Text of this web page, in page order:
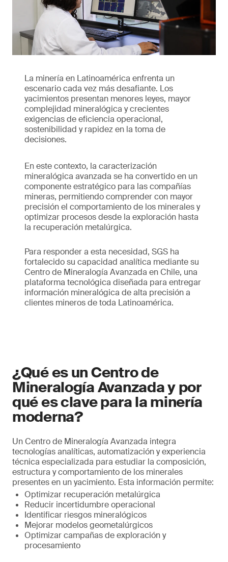
La minería en Latinoamérica enfrenta un
escenario cada vez más desafiante. Los
yacimientos presentan menores leyes, mayor
complejidad mineralógica y crecientes
exigencias de eficiencia operacional,
sostenibilidad y rapidez en la toma de
decisiones.
En este contexto, la caracterización
mineralógica avanzada se ha convertido en un
componente estratégico para las compañías
mineras, permitiendo comprender con mayor
precisión el comportamiento de los minerales y
optimizar procesos desde la exploración hasta
la recuperación metalúrgica.
Para responder a esta necesidad, SGS ha
fortalecido su capacidad analítica mediante su
Centro de Mineralogía Avanzada en Chile, una
plataforma tecnológica diseñada para entregar
información mineralógica de alta precisión a
clientes mineros de toda Latinoamérica.
¿Qué es un Centro de
Mineralogía Avanzada y por
qué es clave para la minería
moderna?
Un Centro de Mineralogía Avanzada integra
tecnologías analíticas, automatización y experiencia
técnica especializada para estudiar la composición,
estructura y comportamiento de los minerales
presentes en un yacimiento. Esta información permite:
Optimizar recuperación metalúrgica
Reducir incertidumbre operacional
Identificar riesgos mineralógicos
Mejorar modelos geometalúrgicos
Optimizar campañas de exploración y
procesamiento